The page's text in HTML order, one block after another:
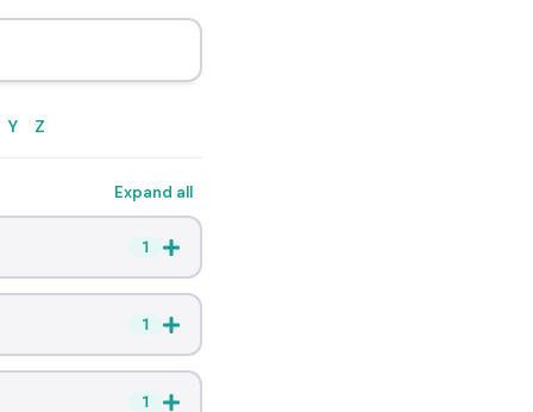
Y Z
Expand all
1
1
1